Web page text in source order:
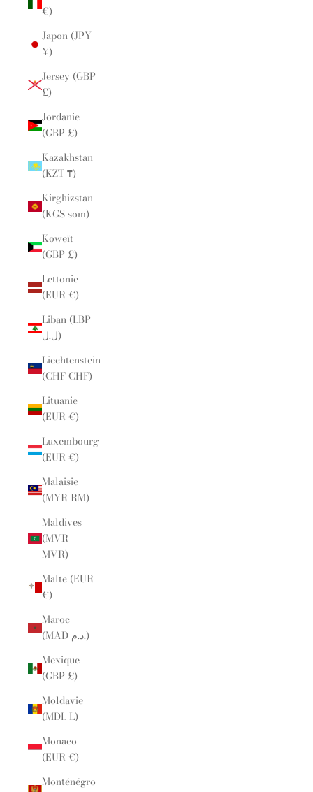
€)
Japon (JPY
¥)
Jersey (GBP
£)
Jordanie
(GBP £)
Kazakhstan
(KZT ₸)
Kirghizstan
(KGS som)
Koweït
(GBP £)
Lettonie
(EUR €)
Liban (LBP
ل.ل)
Liechtenstein
(CHF CHF)
Lituanie
(EUR €)
Luxembourg
(EUR €)
Malaisie
(MYR RM)
Maldives
(MVR
MVR)
Malte (EUR
€)
Maroc
(MAD د.م.)
Mexique
(GBP £)
Moldavie
(MDL L)
Monaco
(EUR €)
Monténégro